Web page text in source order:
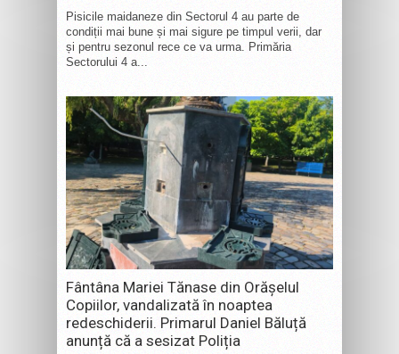
Pisicile maidaneze din Sectorul 4 au parte de
condiții mai bune și mai sigure pe timpul verii, dar
și pentru sezonul rece ce va urma. Primăria
Sectorului 4 a...
Fântâna Mariei Tănase din Orășelul
Copiilor, vandalizată în noaptea
redeschiderii. Primarul Daniel Băluță
anunță că a sesizat Poliția